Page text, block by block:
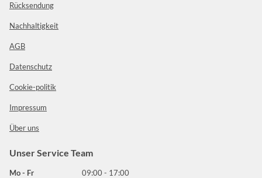
Rücksendung
Nachhaltigkeit
AGB
Datenschutz
Cookie-politik
Impressum
Über uns
Unser Service Team
Mo - Fr
09:00 - 17:00